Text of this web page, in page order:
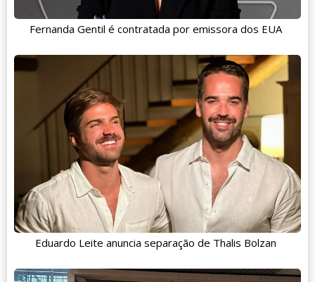
Fernanda Gentil é contratada por emissora dos EUA
Eduardo Leite anuncia separação de Thalis Bolzan